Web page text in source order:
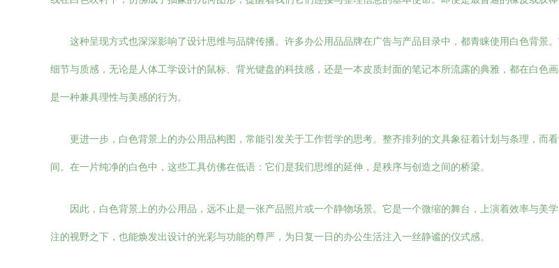
这种呈现方式也深深影响了设计思维与品牌传播。许多办公用品品牌在广告与产品目录中，都青睐使用白色背景
细节与质感，无论是人体工学设计的鼠标、背光键盘的科技感，还是一本皮质封面的笔记本所流露的典雅，都在白色
是一种兼具理性与美感的行为。
更进一步，白色背景上的办公用品构图，常能引发关于工作哲学的思考。整齐排列的文具象征着计划与条理，而
间。在一片纯净的白色中，这些工具仿佛在低语：它们是我们思维的延伸，是秩序与创造之间的桥梁。
因此，白色背景上的办公用品，远不止是一张产品照片或一个静物场景。它是一个微缩的舞台，上演着效率与美
注的视野之下，也能焕发出设计的光彩与功能的尊严，为日复一日的办公生活注入一丝静谧的仪式感。